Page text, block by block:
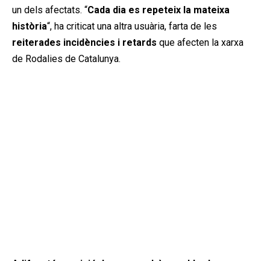
un dels afectats. “Cada dia es repeteix la mateixa
història“, ha criticat una altra usuària, farta de les
reiterades incidències i retards que afecten la xarxa
de Rodalies de Catalunya.